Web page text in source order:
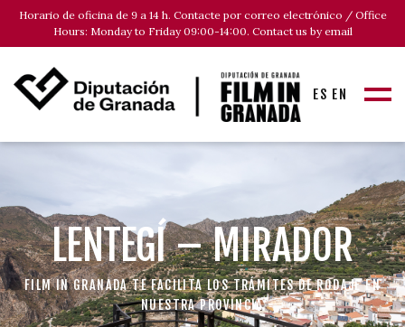
Horario de oficina de 9 a 14 h. Contacte por correo electrónico / Office
Hours: Monday to Friday 09:00-14:00. Contact us by email
ES EN
LENTEGÍ – MIRADOR
FILM IN GRANADA TE FACILITA LOS TRÁMITES DE RODAJE EN
NUESTRA PROVINCIA